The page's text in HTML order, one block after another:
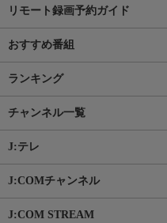
リモート録画予約ガイド
おすすめ番組
ランキング
チャンネル一覧
J:テレ
J:COMチャンネル
J:COM STREAM